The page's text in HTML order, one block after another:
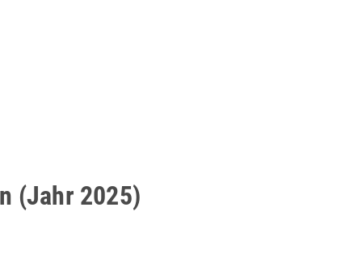
(Jahr 2025)